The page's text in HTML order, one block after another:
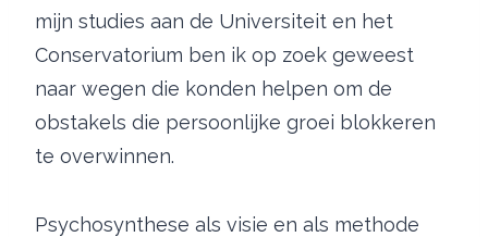
mijn studies aan de Universiteit en het
Conservatorium ben ik op zoek geweest
naar wegen die konden helpen om de
obstakels die persoonlijke groei blokkeren
te overwinnen.
Psychosynthese als visie en als methode